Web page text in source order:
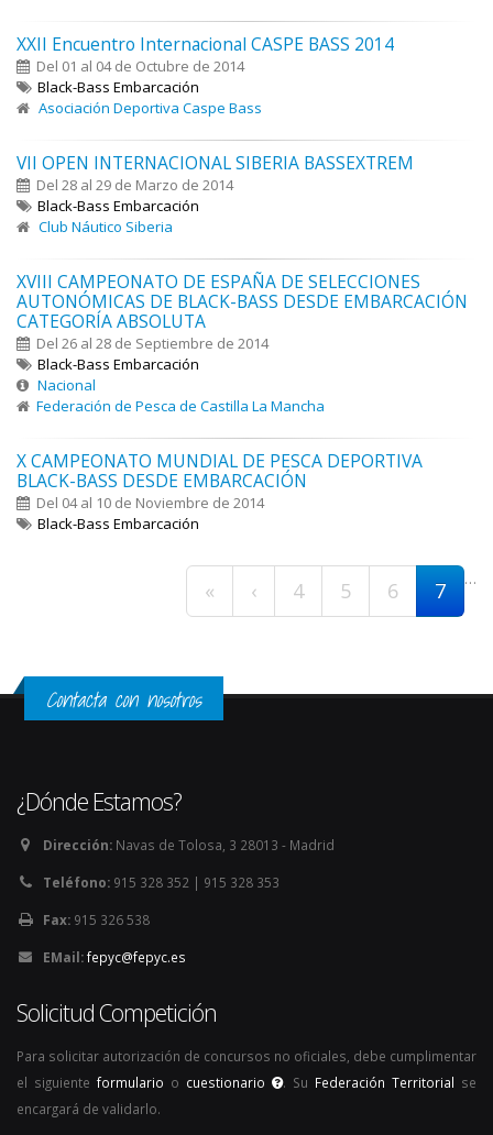
XXII Encuentro Internacional CASPE BASS 2014
Del 01 al 04 de Octubre de 2014
Black-Bass Embarcación
Asociación Deportiva Caspe Bass
VII OPEN INTERNACIONAL SIBERIA BASSEXTREM
Del 28 al 29 de Marzo de 2014
Black-Bass Embarcación
Club Náutico Siberia
XVIII CAMPEONATO DE ESPAÑA DE SELECCIONES
AUTONÓMICAS DE BLACK-BASS DESDE EMBARCACIÓN
CATEGORÍA ABSOLUTA
Del 26 al 28 de Septiembre de 2014
Black-Bass Embarcación
Nacional
Federación de Pesca de Castilla La Mancha
X CAMPEONATO MUNDIAL DE PESCA DEPORTIVA
BLACK-BASS DESDE EMBARCACIÓN
Del 04 al 10 de Noviembre de 2014
Black-Bass Embarcación
« ‹ …
4 5 6 7
Contacta con nosotros
¿Dónde Estamos?
Dirección: Navas de Tolosa, 3 28013 - Madrid
Teléfono: 915 328 352 | 915 328 353
Fax: 915 326 538
EMail:fepyc@fepyc.es
Solicitud Competición
Para solicitar autorización de concursos no oficiales, debe cumplimentar
el siguiente formulario o cuestionario . Su Federación Territorial se
encargará de validarlo.